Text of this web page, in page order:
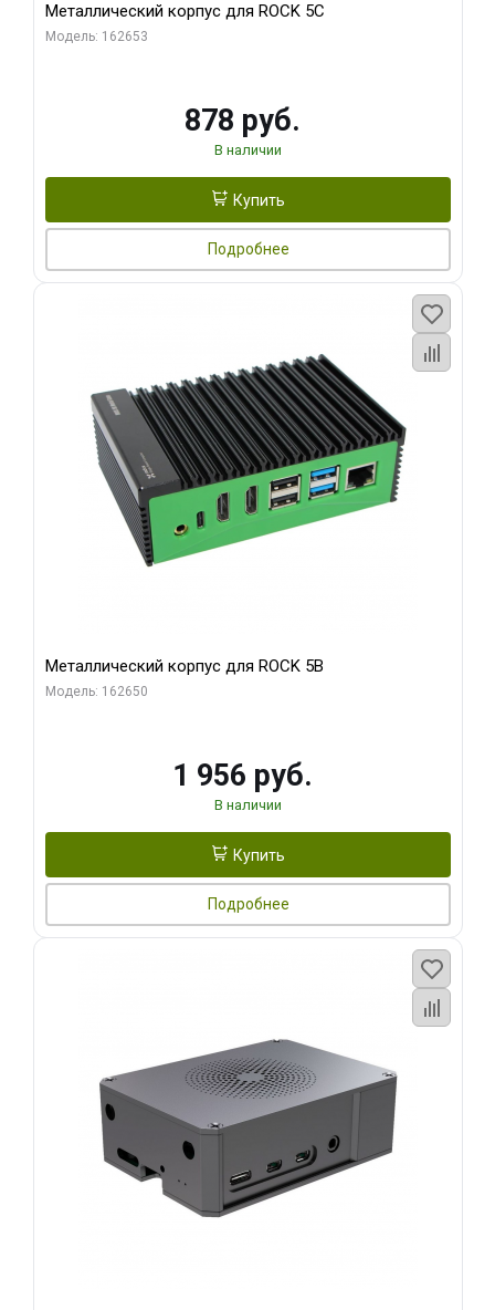
Металлический корпус для ROCK 5C
Модель: 162653
878 руб.
В наличии
Купить
Подробнее
Металлический корпус для ROCK 5B
Модель: 162650
1 956 руб.
В наличии
Купить
Подробнее